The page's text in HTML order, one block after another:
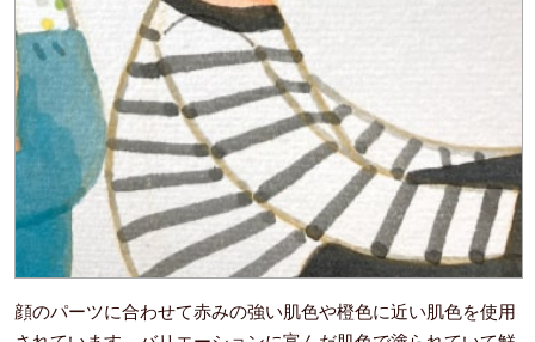
顔のパーツに合わせて赤みの強い肌色や橙色に近い肌色を使用